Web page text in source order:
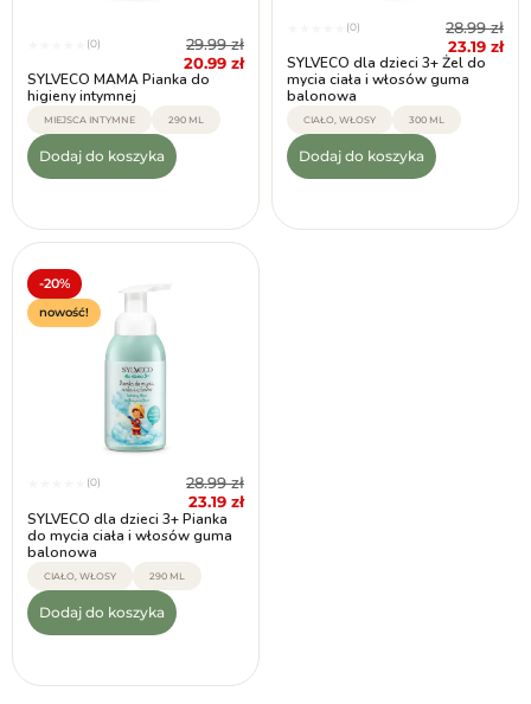
(0) 29.99zł
20.99 zł
SYLVECO MAMA Pianka do
higieny intymnej
MIEJSCA INTYMNE 290 ML
Dodaj do koszyka
(0) 28.99zł
23.19 zł
SYLVECO dla dzieci 3+ Żel do
mycia ciała i włosów guma
balonowa
CIAŁO, WŁOSY 300 ML
Dodaj do koszyka
-20%
nowość!
(0) 28.99zł
23.19 zł
SYLVECO dla dzieci 3+ Pianka
do mycia ciała i włosów guma
balonowa
CIAŁO, WŁOSY 290 ML
Dodaj do koszyka